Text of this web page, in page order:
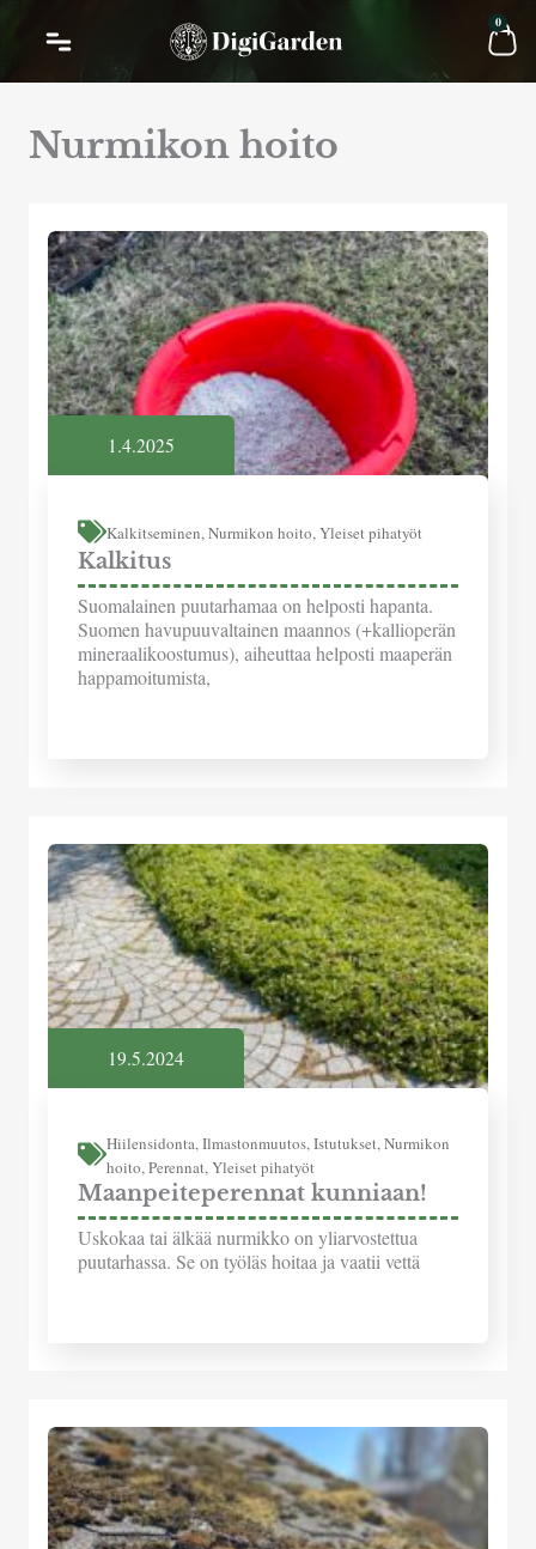
sisältöön
0
Nurmikon hoito
1.4.2025
Kalkitseminen,Nurmikon hoito,Yleiset pihatyöt
Kalkitus
Suomalainen puutarhamaa on helposti hapanta.
Suomen havupuuvaltainen maannos (+kallioperän
mineraalikoostumus), aiheuttaa helposti maaperän
happamoitumista,
19.5.2024
Hiilensidonta,Ilmastonmuutos,Istutukset,Nurmikon
hoito,Perennat,Yleiset pihatyöt
Maanpeiteperennat kunniaan!
Uskokaa tai älkää nurmikko on yliarvostettua
puutarhassa. Se on työläs hoitaa ja vaatii vettä